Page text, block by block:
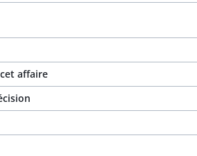
affaire